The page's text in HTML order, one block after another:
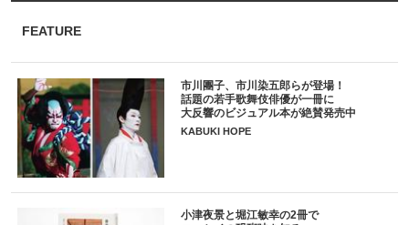
FEATURE
市川團子、市川染五郎らが登場！
話題の若手歌舞伎俳優が一冊に
大反響のビジュアル本が絶賛発売中
KABUKI HOPE
小津夜景と堀江敏幸の2冊で